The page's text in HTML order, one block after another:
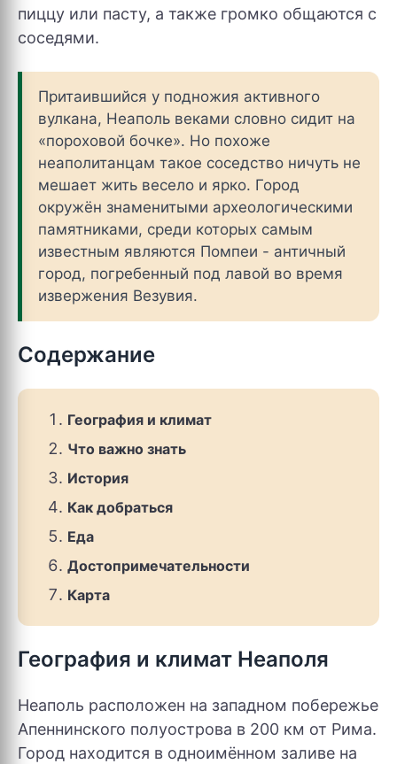
пиццу или пасту, а также громко общаются с
соседями.
Притаившийся у подножия активного
вулкана, Неаполь веками словно сидит на
«пороховой бочке». Но похоже
неаполитанцам такое соседство ничуть не
мешает жить весело и ярко. Город
окружён знаменитыми археологическими
памятниками, среди которых самым
известным являются Помпеи - античный
город, погребенный под лавой во время
извержения Везувия.
Содержание
География и климат
Что важно знать
История
Как добраться
Еда
Достопримечательности
Карта
География и климат Неаполя
Неаполь расположен на западном побережье
Апеннинского полуострова в 200 км от Рима.
Город находится в одноимённом заливе на